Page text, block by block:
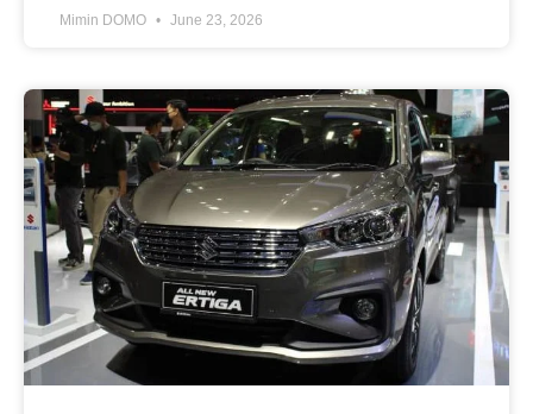
Mimin DOMO June 23, 2026